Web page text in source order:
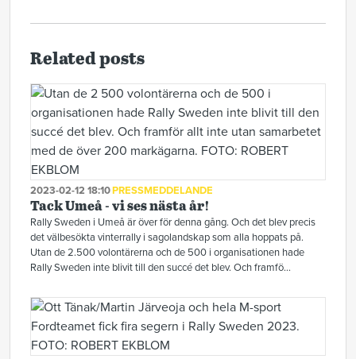
Related posts
2023-02-12 18:10PRESSMEDDELANDE
Tack Umeå - vi ses nästa år!
Rally Sweden i Umeå är över för denna gång. Och det blev precis
det välbesökta vinterrally i sagolandskap som alla hoppats på.
Utan de 2.500 volontärerna och de 500 i organisationen hade
Rally Sweden inte blivit till den succé det blev. Och framfö...